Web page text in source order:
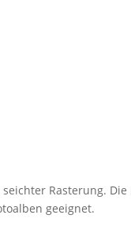
Rasterung.
geeignet.